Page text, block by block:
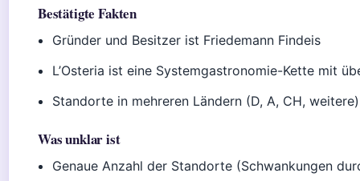
Bestätigte Fakten
Gründer und Besitzer ist Friedemann Findeis
L’Osteria ist eine Systemgastronomie-Kette mit
Standorte in mehreren Ländern (D, A, CH, weitere)
Was unklar ist
Genaue Anzahl der Standorte (Schwankungen